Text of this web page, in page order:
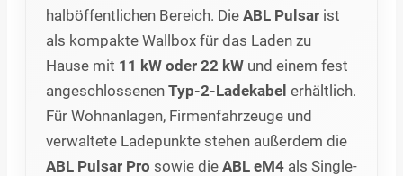
halböffentlichen Bereich. Die ABL Pulsar ist
als kompakte Wallbox für das Laden zu
Hause mit 11 kW oder 22 kW und einem fest
angeschlossenen Typ-2-Ladekabel erhältlich.
Für Wohnanlagen, Firmenfahrzeuge und
verwaltete Ladepunkte stehen außerdem die
ABL Pulsar Pro sowie die ABL eM4 als Single-